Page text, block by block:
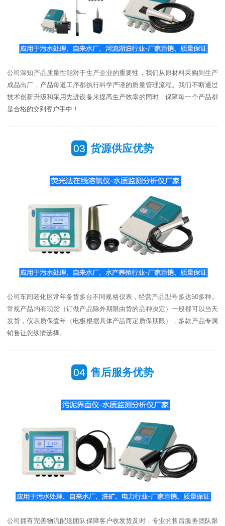
公司深知产品质量性能对于生产企业的重要性，我们从原材料采购到生产
成品出厂，产品每道工序都执行科学严谨的质量管理流程。我们不断通过
技术创新升级和采用先进设备来提高生产效率的同时，保障每一个产品都
是合格的交到客户手中！
03 货源供应优势
公司车间老化区常年备货多台不同规格仪表，经营产品型号多达50多种。
常规产品均有现货（订做产品除外期限由货的品种决定）一般都可以当天
发货，仪表质保壹年（电极根据具体产品而定质保期限），多款产品专属
销售让您纵情选择。
04 售后服务优势
公司拥有完善物流配送团队保障客户收发货及时，专业的售后服务团队跟